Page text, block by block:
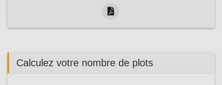
Calculez votre nombre de plots